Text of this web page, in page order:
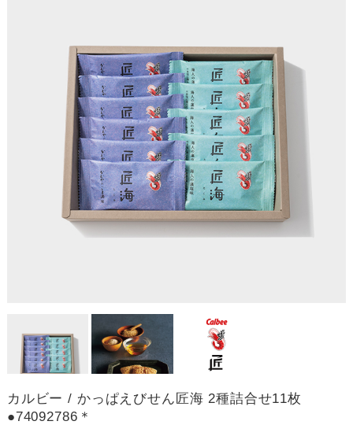
カルビー / かっぱえびせん匠海 2種詰合せ11枚
●74092786＊